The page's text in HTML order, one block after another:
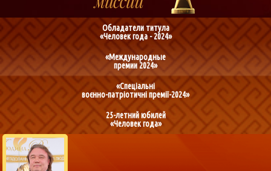
Обладатели титула
«Человек года - 2024»
«Международные
премии 2024»
«Спеціальні
воєнно-патріотичні премії-2024»
25-летний юбилей
«Человек года»